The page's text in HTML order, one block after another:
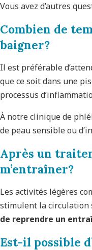
Vous avez d’autres
Combien de
baigner?
Il est préférable
que ce soit dans une
processus
À notre clinique de
de peau sensible ou
Après un
m’entraîner?
Les activités légères
stimulent la circulation
de reprendre un
Est-il possible